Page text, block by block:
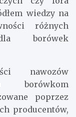
wiedzy na
różnych
borówek
nawozów
borówkom
poprzez
producentów,